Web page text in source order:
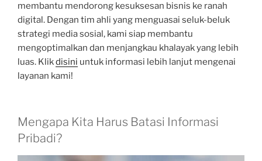
membantu mendorong kesuksesan bisnis ke ranah
digital. Dengan tim ahli yang menguasai seluk-beluk
strategi media sosial, kami siap membantu
mengoptimalkan dan menjangkau khalayak yang lebih
luas. Klikdisini untuk informasi lebih lanjut mengenai
layanan kami!
Mengapa Kita Harus Batasi Informasi
Pribadi?